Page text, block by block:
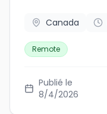
Canada
Remote
Publié le
8/4/2026